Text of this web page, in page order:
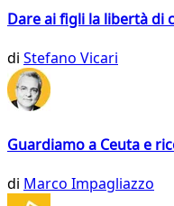
Dare ai figli la libertà di
di Stefano Vicari
Guardiamo a Ceuta e
di Marco Impagliazzo